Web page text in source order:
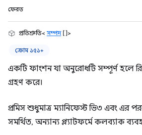
ফেরত
প্রতিশ্রুতি< সম্পদ[]>
ক্রোম ১৫১+
একটি ফাংশন যা অনুরোধটি সম্পূর্ণ হলে
গ্রহণ করে।
প্রমিস শুধুমাত্র ম্যানিফেস্ট ভি৩ এবং এর
সমর্থিত, অন্যান্য প্ল্যাটফর্মে কলব্যাক